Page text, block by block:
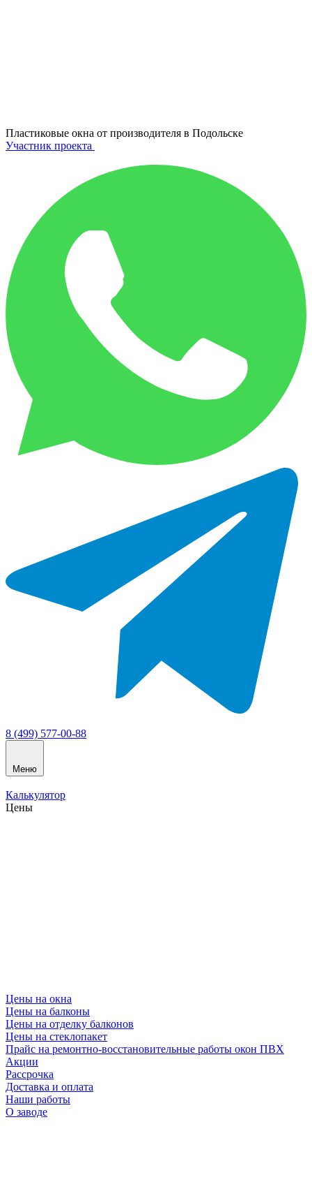
Пластиковые окна от производителя в Подольске
Участник проекта
8 (499) 577-00-88
Меню
Калькулятор
Цены
Цены на окна
Цены на балконы
Цены на отделку балконов
Цены на стеклопакет
Прайс на ремонтно-восстановительные работы окон ПВХ
Акции
Рассрочка
Доставка и оплата
Наши работы
О заводе